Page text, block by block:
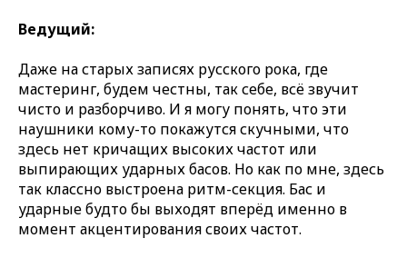
Ведущий:
Даже на старых записях русского рока, где
мастеринг, будем честны, так себе, всё звучит
чисто и разборчиво. И я могу понять, что эти
наушники кому-то покажутся скучными, что
здесь нет кричащих высоких частот или
выпирающих ударных басов. Но как по мне, здесь
так классно выстроена ритм-секция. Бас и
ударные будто бы выходят вперёд именно в
момент акцентирования своих частот.